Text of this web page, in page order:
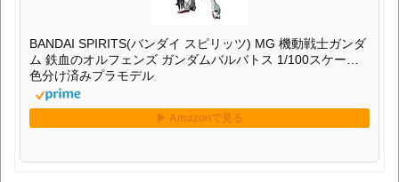
BANDAI SPIRITS(バンダイ スピリッツ) MG 機動戦士ガンダ
ム 鉄血のオルフェンズ ガンダムバルバトス 1/100スケール
色分け済みプラモデル